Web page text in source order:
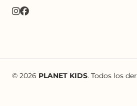
© 2026 PLANET KIDS. Todos los